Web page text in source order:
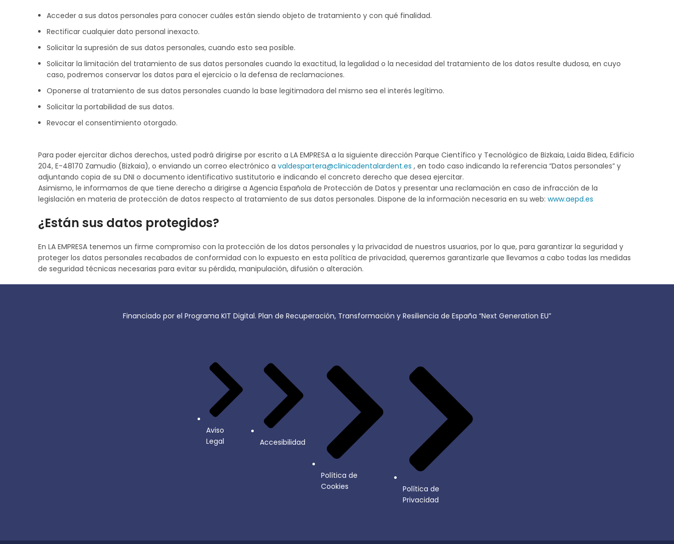
Acceder a sus datos personales para conocer cuáles están siendo objeto de tratamiento y con qué finalidad.
Rectificar cualquier dato personal inexacto.
Solicitar la supresión de sus datos personales, cuando esto sea posible.
Solicitar la limitación del tratamiento de sus datos personales cuando la exactitud, la legalidad o la necesidad del tratamiento de los datos resulte dudosa, en cuyo
caso, podremos conservar los datos para el ejercicio o la defensa de reclamaciones.
Oponerse al tratamiento de sus datos personales cuando la base legitimadora del mismo sea el interés legítimo.
Solicitar la portabilidad de sus datos.
Revocar el consentimiento otorgado.
Para poder ejercitar dichos derechos, usted podrá dirigirse por escrito a LA EMPRESA a la siguiente dirección Parque Científico y Tecnológico de Bizkaia, Laida Bidea, Edificio
204, E-48170 Zamudio (Bizkaia), o enviando un correo electrónico a valdespartera@clinicadentalardent.es , en todo caso indicando la referencia “Datos personales” y
adjuntando copia de su DNI o documento identificativo sustitutorio e indicando el concreto derecho que desea ejercitar.
Asimismo, le informamos de que tiene derecho a dirigirse a Agencia Española de Protección de Datos y presentar una reclamación en caso de infracción de la
legislación en materia de protección de datos respecto al tratamiento de sus datos personales. Dispone de la información necesaria en su web: www.aepd.es
¿Están sus datos protegidos?
En LA EMPRESA tenemos un firme compromiso con la protección de los datos personales y la privacidad de nuestros usuarios, por lo que, para garantizar la seguridad y
proteger los datos personales recabados de conformidad con lo expuesto en esta política de privacidad, queremos garantizarle que llevamos a cabo todas las medidas
de seguridad técnicas necesarias para evitar su pérdida, manipulación, difusión o alteración.
Financiado por el Programa KIT Digital. Plan de Recuperación, Transformación y Resiliencia de España “Next Generation EU”
Aviso
Legal
Accesibilidad
Política de
Cookies
Política de
Privacidad